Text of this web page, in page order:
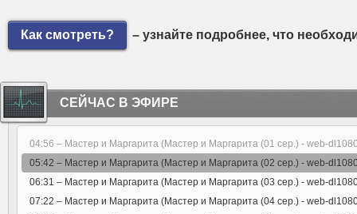
Как смотреть? – узнайте подробнее, что
СЕЙЧАС В ЭФИРЕ
04:56 – Мастер и Маргарита (Мастер и Маргарита (01 сер.) - web-
05:42 – Мастер и Маргарита (Мастер и Маргарита (02 сер.) - web-
06:31 – Мастер и Маргарита (Мастер и Маргарита (03 сер.) - web-
07:22 – Мастер и Маргарита (Мастер и Маргарита (04 сер.) - web-